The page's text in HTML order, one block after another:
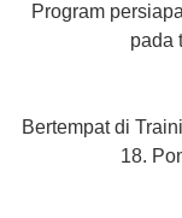
Program
pada
Bertempat di
18.